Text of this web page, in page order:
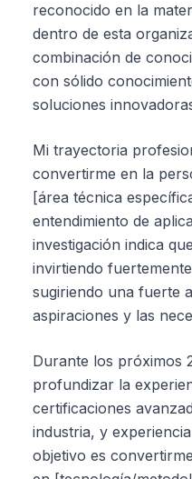
reconocido en la
dentro de esta
combinación de
con sólido
soluciones
Mi trayectoria
convertirme en la
[área técnica
entendimiento de
investigación indica
invirtiendo
sugiriendo una fuerte
aspiraciones y las
Durante los próximos
profundizar la
certificaciones
industria, y
objetivo es